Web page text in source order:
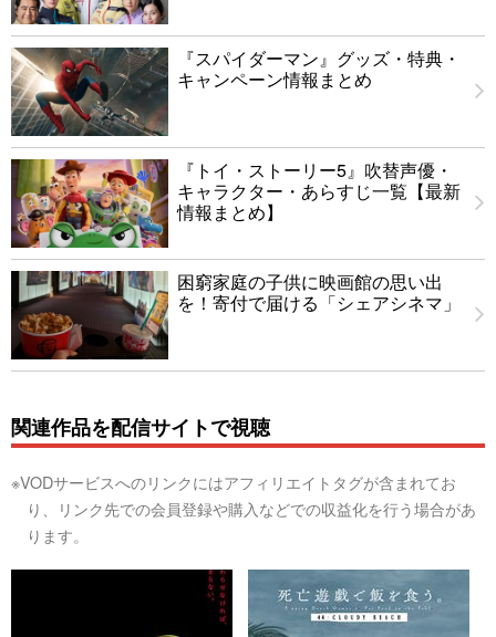
『スパイダーマン』グッズ・特典・
キャンペーン情報まとめ
『トイ・ストーリー5』吹替声優・
キャラクター・あらすじ一覧【最新
情報まとめ】
困窮家庭の子供に映画館の思い出
を！寄付で届ける「シェアシネマ」
関連作品を配信サイトで視聴
※VODサービスへのリンクにはアフィリエイトタグが含まれてお
り、リンク先での会員登録や購入などでの収益化を行う場合があ
ります。